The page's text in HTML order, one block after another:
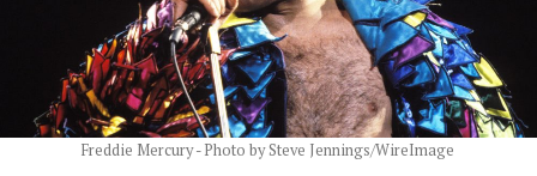
Freddie Mercury - Photo by Steve Jennings/WireImage